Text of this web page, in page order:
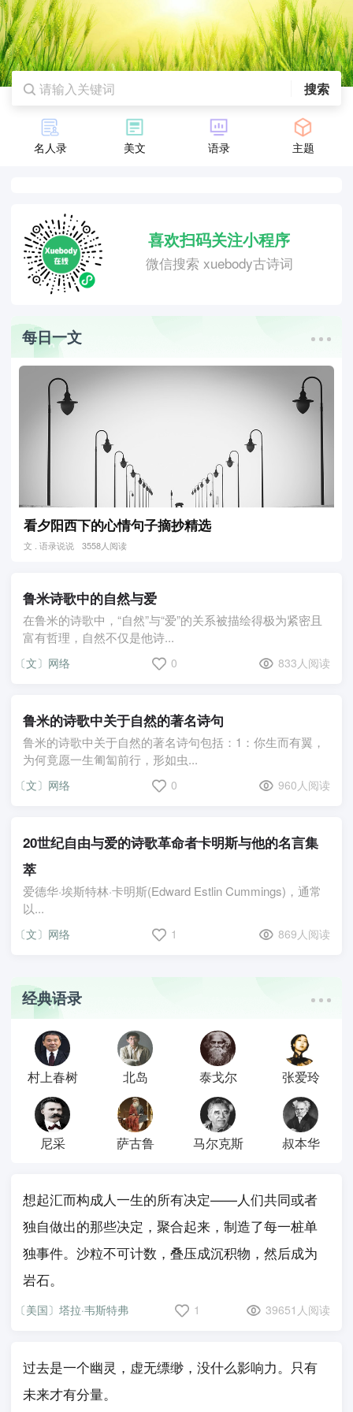
搜索
名人录 美文 语录 主题
喜欢扫码关注小程序
微信搜索 xuebody古诗词
每日一文
看夕阳西下的心情句子摘抄精选
文 . 语录说说 3558人阅读
鲁米诗歌中的自然与爱
在鲁米的诗歌中，“自然”与“爱”的关系被描绘得极为紧密且
富有哲理，自然不仅是他诗...
〔文〕网络 0 833人阅读
鲁米的诗歌中关于自然的著名诗句
鲁米的诗歌中关于自然的著名诗句包括：1：你生而有翼，
为何竟愿一生匍匐前行，形如虫...
〔文〕网络 0 960人阅读
20世纪自由与爱的诗歌革命者卡明斯与他的名言集
萃
爱德华·埃斯特林·卡明斯(Edward Estlin Cummings)，通常
以...
〔文〕网络 1 869人阅读
经典语录
村上春树 北岛 泰戈尔 张爱玲
尼采 萨古鲁 马尔克斯 叔本华
想起汇而构成人一生的所有决定——人们共同或者
独自做出的那些决定，聚合起来，制造了每一桩单
独事件。沙粒不可计数，叠压成沉积物，然后成为
岩石。
〔美国〕塔拉·韦斯特弗 1 39651人阅读
过去是一个幽灵，虚无缥缈，没什么影响力。只有
未来才有分量。